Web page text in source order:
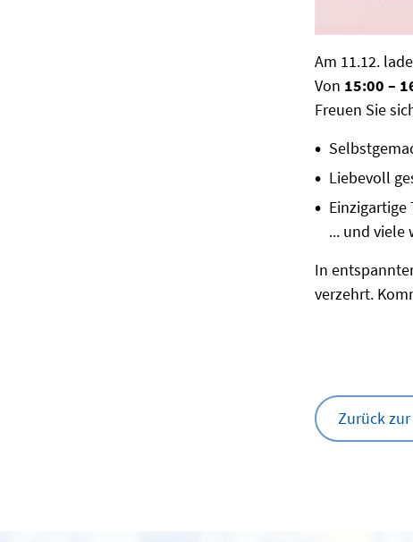
Am 11.12.
Von 15:00 –
Freuen Sie
Liebevoll
Einzigartige
... und viele
In
verzehrt.
Zurück